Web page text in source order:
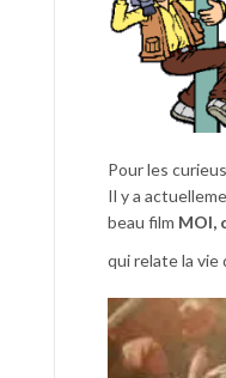
Pour les
Il y a
beau film MOI,
qui relate la vie